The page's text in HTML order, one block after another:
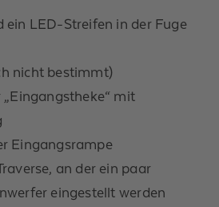
ein LED-Streifen in der Fuge
nicht bestimmt)
mit
Eingangsrampe
an der ein paar
eingestellt werden